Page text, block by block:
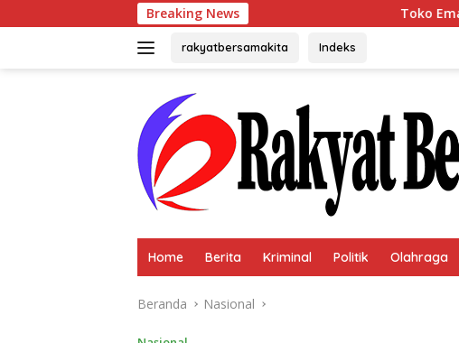
ke
Breaking News Toko Emas Mustika
rakyatbersamakita Indeks
Home Berita Kriminal Politik Olahraga
Beranda Nasional